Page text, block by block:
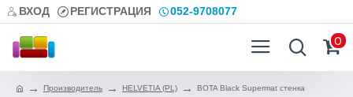
ВХОД РЕГИСТРАЦИЯ 052-9708077
0
Производитель HELVETIA (PL) BOTA Black Supermat стенка